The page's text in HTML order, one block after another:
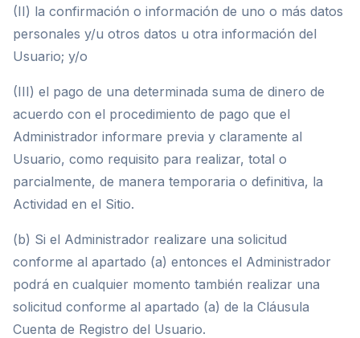
(II) la confirmación o información de uno o más datos
personales y/u otros datos u otra información del
Usuario; y/o
(III) el pago de una determinada suma de dinero de
acuerdo con el procedimiento de pago que el
Administrador informare previa y claramente al
Usuario, como requisito para realizar, total o
parcialmente, de manera temporaria o definitiva, la
Actividad en el Sitio.
(b) Si el Administrador realizare una solicitud
conforme al apartado (a) entonces el Administrador
podrá en cualquier momento también realizar una
solicitud conforme al apartado (a) de la Cláusula
Cuenta de Registro del Usuario.